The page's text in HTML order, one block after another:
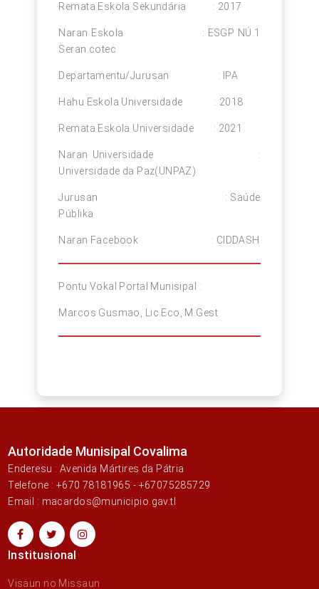
Remata Eskola Sekundária : 2017
Naran Eskola : ESGP NÚ.1
Seran cotec
Departamentu/Jurusan : IPA
Hahu Eskola Universidade : 2018
Remata Eskola Universidade : 2021
Naran Universidade :
Universidade da Paz(UNPAZ)
Jurusan : Saúde
Públika
Naran Facebook : CIDDASH
Pontu Vokal Portal Munisipal :
Marcos Gusmao, Lic.Eco, M.Gest
Autoridade Munisipal Covalima
Enderesu : Avenida Mártires da Pátria
Telefone : +670 78181965 - +67075285729
Email : macardos@municipio.gav.tl
Institusional
Visaun no Missaun